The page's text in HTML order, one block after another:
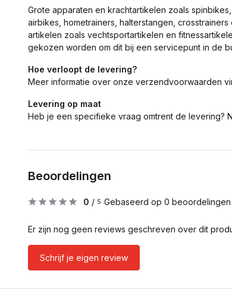
Grote apparaten en krachtartikelen zoals
airbikes, hometrainers, halterstangen,
artikelen zoals vechtsportartikelen en
gekozen worden om dit bij een servicepunt in de
Hoe verloopt de levering?
Meer informatie over onze verzendvoorwaarden
Levering op maat
Heb je een specifieke vraag omtrent de levering?
Beoordelingen
0 / 5 Gebaseerd op 0 beoordelingen
Er zijn nog geen reviews geschreven over dit
Schrijf je eigen review